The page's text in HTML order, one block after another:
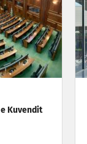
Kuvendit